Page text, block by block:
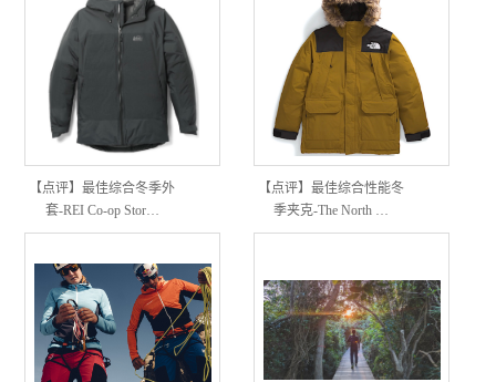
【点评】最佳综合冬季外
套-REI Co-op Stor…
【点评】最佳综合性能冬
季夹克-The North …